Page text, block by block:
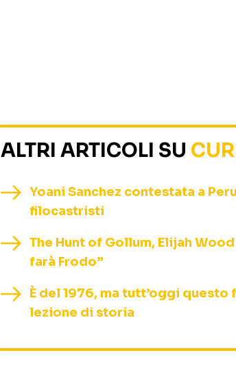
ALTRI ARTICOLI SU
Yoani Sanchez contestata a
filocastristi
The Hunt of Gollum, Elijah
farà Frodo”
È del 1976, ma tutt’oggi
lezione di storia